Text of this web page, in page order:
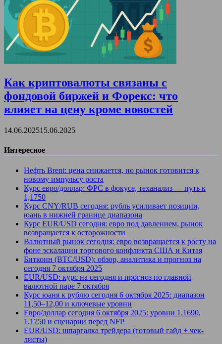
Как криптовалюты связаны с
фондовой биржей и Форекс: что
влияет на цену кроме новостей
14.06.202515.06.2025
Интересное
Нефть Brent: цена снижается, но рынок готовится к
новому импульсу роста
Курс евро/доллар: ФРС в фокусе, теханализ — путь к
1,1750
Курс CNY/RUB сегодня: рубль усиливает позиции,
юань в нижней границе диапазона
Курс EUR/USD сегодня: евро под давлением, рынок
возвращается к осторожности
Валютный рынок сегодня: евро возвращается к росту на
фоне эскалации торгового конфликта США и Китая
Биткоин (BTC/USD): обзор, аналитика и прогноз на
сегодня 7 октября 2025
EUR/USD: курс на сегодня и прогноз по главной
валютной паре 7 октября
Курс юаня к рублю сегодня 6 октября 2025: диапазон
11,50–12,00 и ключевые уровни
Евро/доллар сегодня 6 октября 2025: уровни 1.1690,
1.1750 и сценарии перед NFP
EUR/USD: шпаргалка трейдера (готовый гайд + чек-
листы)